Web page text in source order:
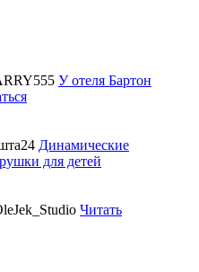
У отеля Бартон
Динамические
для детей
Читать